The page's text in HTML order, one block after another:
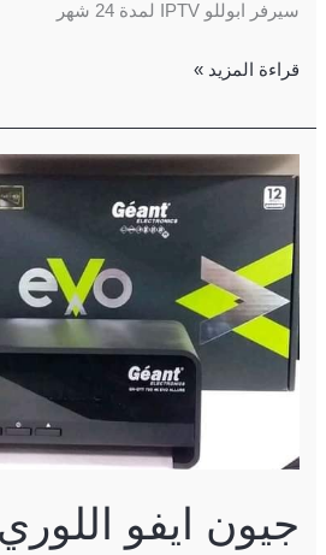
سيرفر ابوللو IPTV لمدة 24 شهر
قراءة المزيد »
جيون
ايفو
اللوري
Geant
EVO
Allure
750
4K